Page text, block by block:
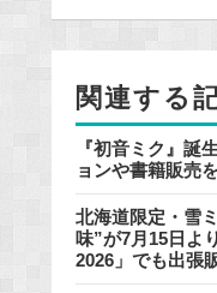
k
関連する
『初音ミク』誕
ョンや書籍販売
北海道限定・雪
味”が7月15日よ
2026」でも出張